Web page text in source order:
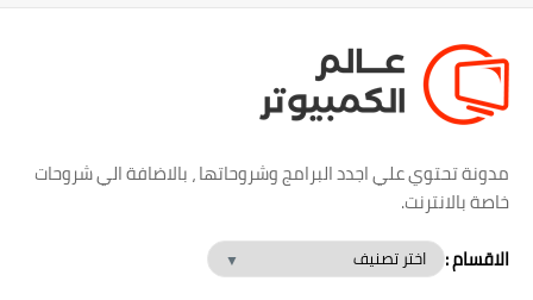
مدونة تحتوي علي اجدد البرامج وشروحاتها ، بالاضافة الي شروحات
خاصة بالانترنت.
الاقسام :